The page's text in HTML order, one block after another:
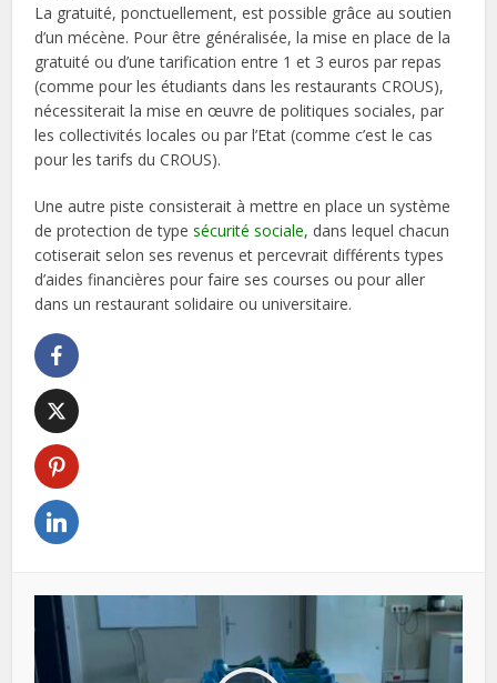
La gratuité, ponctuellement, est possible grâce au soutien
d’un mécène. Pour être généralisée, la mise en place de la
gratuité ou d’une tarification entre 1 et 3 euros par repas
(comme pour les étudiants dans les restaurants CROUS),
nécessiterait la mise en œuvre de politiques sociales, par
les collectivités locales ou par l’Etat (comme c’est le cas
pour les tarifs du CROUS).
Une autre piste consisterait à mettre en place un système
de protection de typesécurité sociale, dans lequel chacun
cotiserait selon ses revenus et percevrait différents types
d’aides financières pour faire ses courses ou pour aller
dans un restaurant solidaire ou universitaire.